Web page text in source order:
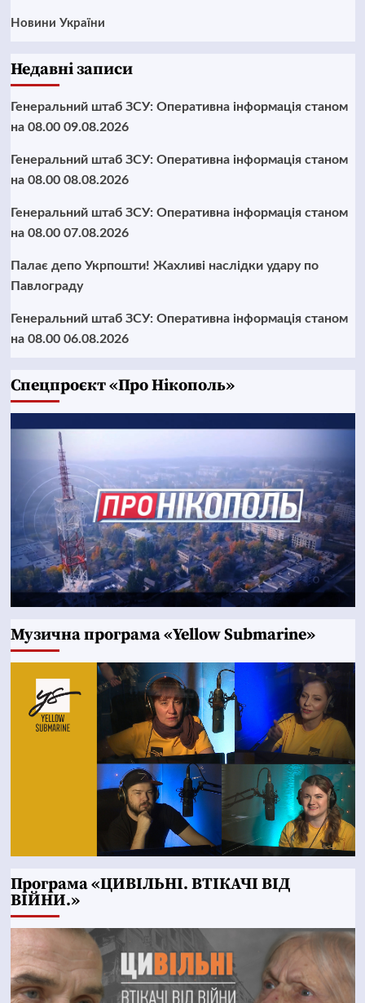
Новини України
Недавні записи
Генеральний штаб ЗСУ: Оперативна інформація станом
на 08.00 09.08.2026
Генеральний штаб ЗСУ: Оперативна інформація станом
на 08.00 08.08.2026
Генеральний штаб ЗСУ: Оперативна інформація станом
на 08.00 07.08.2026
Палає депо Укрпошти! Жахливі наслідки удару по
Павлограду
Генеральний штаб ЗСУ: Оперативна інформація станом
на 08.00 06.08.2026
Cпецпроєкт «Про Нікополь»
Музична програма «Yellow Submarine»
Програма «ЦИВІЛЬНІ. ВТІКАЧІ ВІД
ВІЙНИ.»